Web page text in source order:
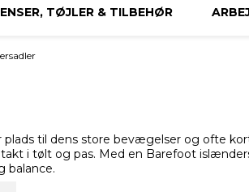
TØJLER & TILBEHØR
til dens store bevægelser og ofte
i tølt og pas. Med en Barefoot
balance.